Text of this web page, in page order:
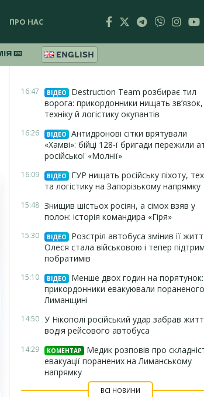
ПРО НАС
ENGLISH
16:47 ВІДЕО
Destruction Team розбирає тил
ворога: прикордонники нищать зв’язок,
техніку й логістику окупантів
16:26 ВІДЕО
Антидронові сітки врятували
«Хамві»: бійці 128-ї бригади пережили
російської «Молнії»
16:09 ВІДЕО
ГУР нищать російську піхоту,
та логістику на Запорізькому напрямку
15:48 Знищив шістьох росіян, а сімох взяв у
полон: історія командира «Гіря»
15:30 ВІДЕО
Розстріл автобуса змінив її
Олеся стала військовою і тепер
побратимів
15:10 ВІДЕО
Менше двох годин на
прикордонники евакуювали
Лиманщині
14:50 У Нікополі російський удар забрав
водія рейсового автобуса
14:29 КОМЕНТАР
Медик розповів про
евакуації поранених на Лиманському
напрямку
ВСІ НОВИНИ